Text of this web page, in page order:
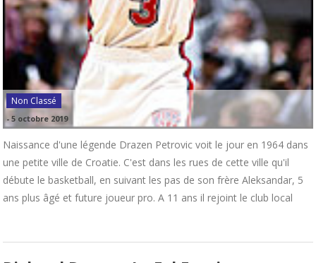
Non Classé
-5 octobre 2019
Naissance d'une légende Drazen Petrovic voit le jour en 1964 dans
une petite ville de Croatie. C'est dans les rues de cette ville qu'il
débute le basketball, en suivant les pas de son frère Aleksandar, 5
ans plus âgé et future joueur pro. A 11 ans il rejoint le club local